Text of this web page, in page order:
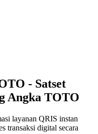
- Satset
Angka TOTO
layanan QRIS instan
transaksi digital secara